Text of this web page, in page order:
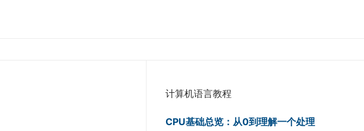
计算机语言教程
CPU基础总览：从0到理解一个处理